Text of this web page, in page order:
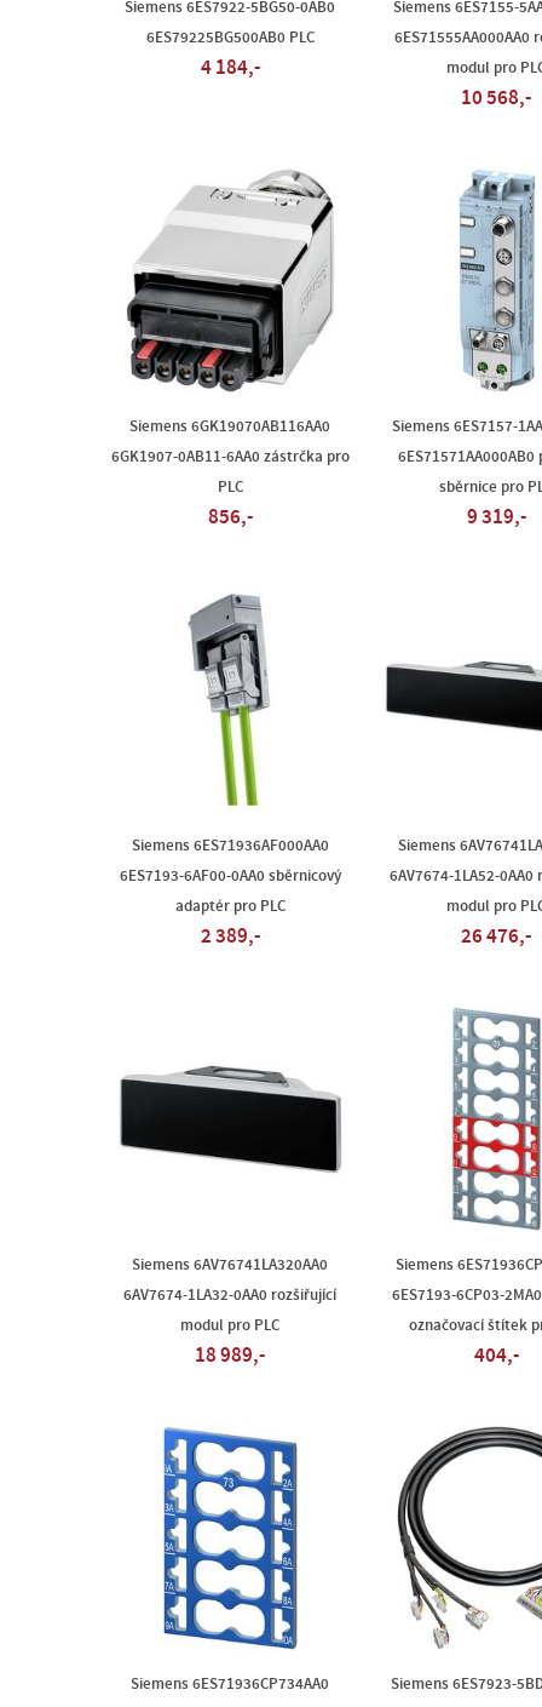
Siemens 6ES7922-5BG50-0AB0
6ES79225BG500AB0 PLC
4 184,-
Siemens 6ES7155-
6ES71555AA000AA0
modul pro
10 568,-
Siemens 6GK19070AB116AA0
6GK1907-0AB11-6AA0 zástrčka pro
PLC
856,-
Siemens 6ES7157-
sběrnice pro
9 319,-
Siemens 6ES71936AF000AA0
6ES7193-6AF00-0AA0 sběrnicový
adaptér pro PLC
2 389,-
Siemens
6AV7674-1LA52-0AA0
modul pro
26 476,-
Siemens 6AV76741LA320AA0
6AV7674-1LA32-0AA0 rozšiřující
modul pro PLC
18 989,-
Siemens
6ES7193-6CP03-
označovací štítek
404,-
Siemens 6ES71936CP734AA0
Siemens 6ES7923-